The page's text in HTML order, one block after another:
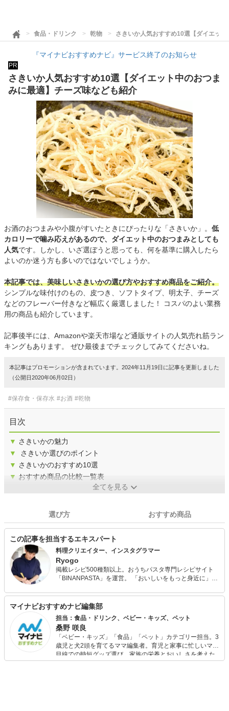
食品・ドリンク 乾物 さきいか人気おすすめ10選【ダイエッ
『マイナビおすすめナビ』サービス終了のお知らせ
PR
さきいか人気おすすめ10選【ダイエット中のおつま
みに最適】チーズ味なども紹介
お酒のおつまみや小腹がすいたときにぴったりな「さきいか」。 低
カロリーで噛み応えがあるので、ダイエット中のおつまみとしても
人気です。しかし、いざ選ぼうと思っても、何を基準に購入したら
よいのか迷う方も多いのではないでしょうか。
本記事では、美味しいさきいかの選び方やおすすめ商品をご紹介。
シンプルな味付けのもの、皮つき、ソフトタイプ、明太子、チーズ
などのフレーバー付きなど幅広く厳選しました！ コスパのよい業務
用の商品も紹介しています。
記事後半には、Amazonや楽天市場など通販サイトの人気売れ筋ラン
キングもあります。 ぜひ最後までチェックしてみてくださいね。
本記事はプロモーションが含まれています。2024年11月19日に記事を更新しました
（公開日2020年06月02日）
#保存食・保存水 #お酒 #乾物
目次
▼ さきいかの魅力
▼
さきいか選びのポイント
▼ さきいかのおすすめ10選
▼ おすすめ商品の比較一覧表
全てを見る
選び方 おすすめ商品
この記事を担当するエキスパート
料理クリエイター、インスタグラマー
Ryogo
掲載レシピ500種類以上。おうちパスタ専門レシピサイト
「BINANPASTA」を運営。 「おいしいをもっと身近に」を
発信している。 レシピ開発や商品PR、執筆、SNS運用サ
ポートなど幅広く活動。
マイナビおすすめナビ編集部
担当：食品・ドリンク、ベビー・キッズ、ペット
桑野 咲良
「ベビー・キッズ」「食品」「ペット」カテゴリー担当。3
歳児と犬2頭を育てるママ編集者。育児と家事に忙しいママ
目線での時短グッズ選び、家族の栄養とおいしさを考えた
食品選び、束の間のリラックスタイムを楽しむためのスイ